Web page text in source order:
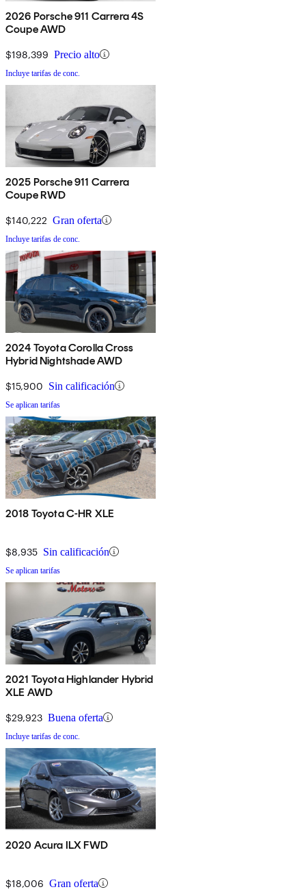
2026 Porsche 911 Carrera 4S
Coupe AWD
$198,399 Precio alto
Incluye tarifas de conc.
2025 Porsche 911 Carrera
Coupe RWD
$140,222 Gran oferta
Incluye tarifas de conc.
2024 Toyota Corolla Cross
Hybrid Nightshade AWD
$15,900 Sin calificación
Se aplican tarifas
2018 Toyota C-HR XLE
$8,935 Sin calificación
Se aplican tarifas
2021 Toyota Highlander Hybrid
XLE AWD
$29,923 Buena oferta
Incluye tarifas de conc.
2020 Acura ILX FWD
$18,006 Gran oferta